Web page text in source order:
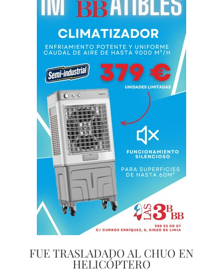
FUE TRASLADADO AL CHUO EN
HELICÓPTERO